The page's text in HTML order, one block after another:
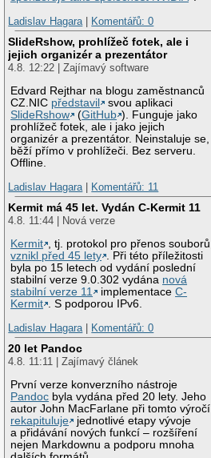
Ladislav Hagara | Komentářů: 0
SlideRshow, prohlížeč fotek, ale i
jejich organizér a prezentátor
4.8. 12:22 | Zajímavý software
Edvard Rejthar na blogu zaměstnanců
CZ.NIC představil
svou aplikaci
SlideRshow
(GitHub ). Funguje jako
prohlížeč fotek, ale i jako jejich
organizér a prezentátor. Neinstaluje se,
běží přímo v prohlížeči. Bez serveru.
Offline.
Ladislav Hagara | Komentářů: 11
Kermit má 45 let. Vydán C-Kermit 11
4.8. 11:44 | Nová verze
Kermit
, tj. protokol pro přenos souborů,
vznikl před 45 lety
. Při této příležitosti
byla po 15 letech od vydání poslední
stabilní verze 9.0.302 vydána nová
stabilní verze 11
implementaceC-
Kermit
. S podporou IPv6.
Ladislav Hagara | Komentářů: 0
20 let Pandoc
4.8. 11:11 | Zajímavý článek
První verze konverzního nástroje
Pandoc byla vydána před 20 lety. Jeho
autor John MacFarlane při tomto výročí
rekapituluje
jednotlivé etapy vývoje
a přidávání nových funkcí – rozšíření
nejen Markdownu a podporu mnoha